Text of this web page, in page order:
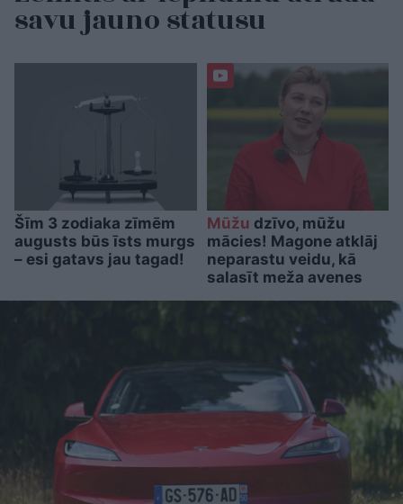
savu jauno statusu
Šīm 3 zodiaka zīmēm
augusts būs īsts murgs
– esi gatavs jau tagad!
Mūžu dzīvo, mūžu
mācies! Magone atklāj
neparastu veidu, kā
salasīt meža avenes